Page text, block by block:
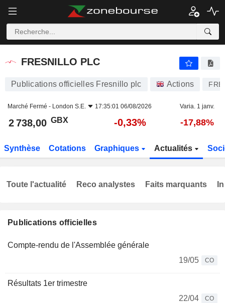
FRESNILLO PLC
FRESNILLO PLC
Publications officielles Fresnillo plc Actions
Marché Fermé - London S.E. 17:35:01 06/08/2026 Varia. 1 janv.
2 738,00 GBX -0,33% -17,88%
Synthèse Cotations Graphiques Actualités
Publications officielles
Compte-rendu de l'Assemblée générale
19/05
CO
Résultats 1er trimestre
22/04
CO
Toute l'actualité Reco analystes Faits marquants